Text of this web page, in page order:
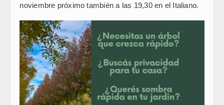
noviembre próximo también a las 19,30 en el Italiano.